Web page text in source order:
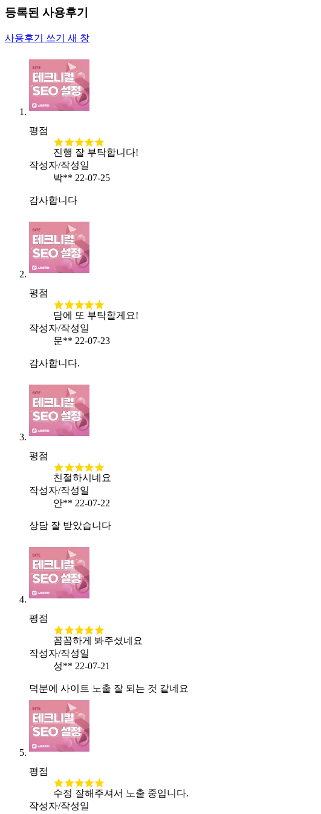
등록된 사용후기
사용후기 쓰기 새 창
평점
진행 잘 부탁합니다!
작성자/작성일
박** 22-07-25
감사합니다
평점
담에 또 부탁할게요!
작성자/작성일
문** 22-07-23
감사합니다.
평점
친절하시네요
작성자/작성일
안** 22-07-22
상담 잘 받았습니다
평점
꼼꼼하게 봐주셨네요
작성자/작성일
성** 22-07-21
덕분에 사이트 노출 잘 되는 것 같네요
평점
수정 잘해주셔서 노출 중입니다.
작성자/작성일